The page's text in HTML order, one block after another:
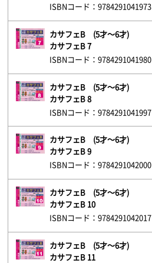
ISBNコード：9784291041973
カサフェB (5才～6才)
カサフェB 7
ISBNコード：9784291041980
カサフェB (5才～6才)
カサフェB 8
ISBNコード：9784291041997
カサフェB (5才～6才)
カサフェB 9
ISBNコード：9784291042000
カサフェB (5才～6才)
カサフェB 10
ISBNコード：9784291042017
カサフェB (5才～6才)
カサフェB 11